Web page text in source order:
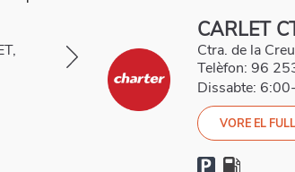
CARLET
Ctra. de la
Telèfon: 96
Dissabte:
VORE EL